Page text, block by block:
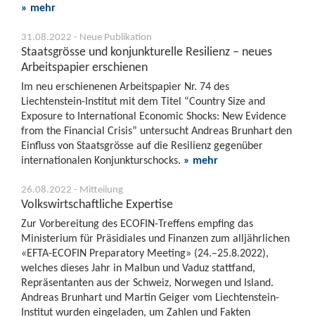
» mehr
31.08.2022 - Neue Publikation
Staatsgrösse und konjunkturelle Resilienz – neues
Arbeitspapier erschienen
Im neu erschienenen Arbeitspapier Nr. 74 des
Liechtenstein-Institut mit dem Titel “Country Size and
Exposure to International Economic Shocks: New Evidence
from the Financial Crisis” untersucht Andreas Brunhart den
Einfluss von Staatsgrösse auf die Resilienz gegenüber
internationalen Konjunkturschocks. » mehr
26.08.2022 - Mitteilung
Volkswirtschaftliche Expertise
Zur Vorbereitung des ECOFIN-Treffens empfing das
Ministerium für Präsidiales und Finanzen zum alljährlichen
«EFTA-ECOFIN Preparatory Meeting» (24.–25.8.2022),
welches dieses Jahr in Malbun und Vaduz stattfand,
Repräsentanten aus der Schweiz, Norwegen und Island.
Andreas Brunhart und Martin Geiger vom Liechtenstein-
Institut wurden eingeladen, um Zahlen und Fakten